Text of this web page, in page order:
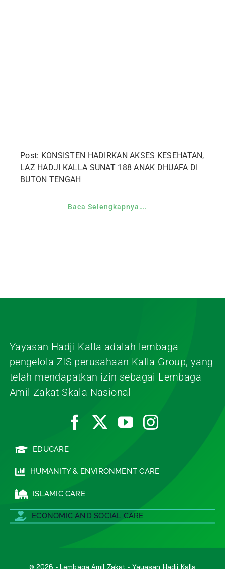
Post: KONSISTEN HADIRKAN AKSES KESEHATAN,
LAZ HADJI KALLA SUNAT 188 ANAK DHUAFA DI
BUTON TENGAH
Baca Selengkapnya….
Yayasan Hadji Kalla adalah lembaga
pengelola ZIS perusahaan Kalla Group, yang
telah mendapatkan izin sebagai Lembaga
Amil Zakat Skala Nasional
EDUCARE
HUMANITY & ENVIRONMENT CARE
ISLAMIC CARE
ECONOMIC AND SOCIAL CARE
© 2026 • Lembaga Amil Zakat • Yayasan Hadji Kalla